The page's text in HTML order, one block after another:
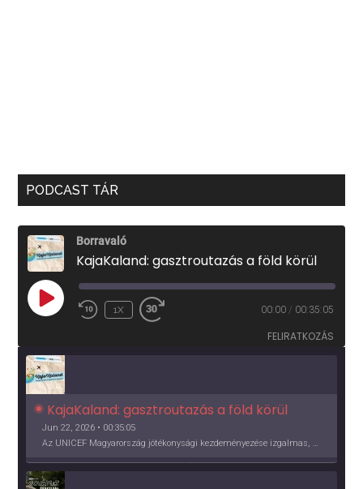
PODCAST TÁR
Borravaló
KajaKaland: gasztroutazás a föld körül
PLAY
EPISODE
1X 00:00 / 00:35:05
FELIRATKOZÁS
KajaKaland: gasztroutazás a föld körül
Jun 22, 2026 • 00:35:05
Az UNICEF Magyarország jótékonysági kezdeményezése izgalmas, egész éves világkörüli ízutazásra hív, igazi családi program és gasztroedukáció, illetve segítség a rászorulóknak is egyben.